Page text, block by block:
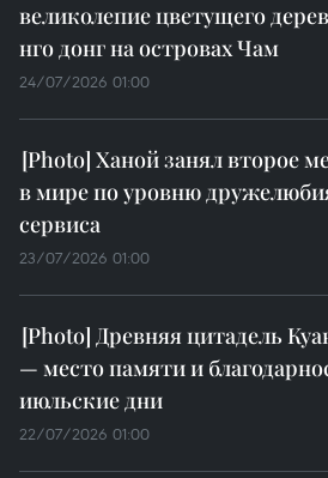
великолепие цветущего
нго донг на островах Чам
24/07/2026 01:00
Ханой занял второе
в мире по уровню
сервиса
23/07/2026 01:00
Древняя цитадель
— место памяти и
июльские дни
22/07/2026 01:00